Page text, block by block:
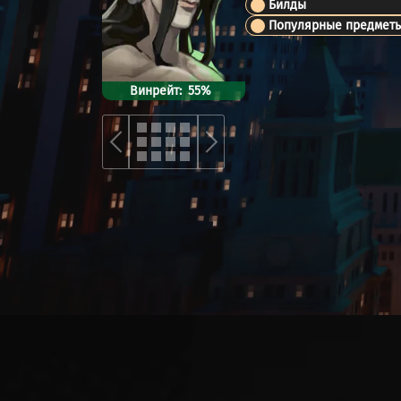
Билды
Популярные
Винрейт 55%